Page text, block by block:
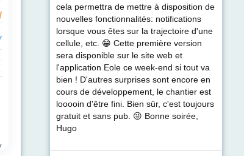
cela permettra de mettre à disposition de
nouvelles fonctionnalités: notifications
lorsque vous êtes sur la trajectoire d'une
cellule, etc. 😁 Cette première version
sera disponible sur le site web et
l'application Eole ce week-end si tout va
bien ! D'autres surprises sont encore en
cours de développement, le chantier est
looooin d'être fini. Bien sûr, c'est toujours
gratuit et sans pub. 😜 Bonne soirée,
Hugo